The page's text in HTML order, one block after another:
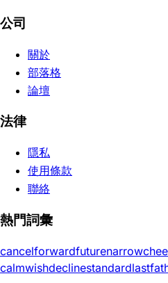
公司
關於
部落格
論壇
法律
隱私
使用條款
聯絡
熱門詞彙
cancelforwardfuturenarrow
calmwishdeclinestandardlast